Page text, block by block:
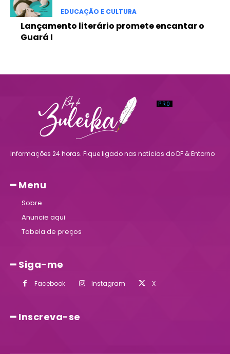
EDUCAÇÃO E CULTURA
Lançamento literário promete encantar o
Guará I
Informações 24 horas. Fique ligado nas notícias do DF & Entorno
━ Menu
Sobre
Anuncie aqui
Tabela de preços
━ Siga-me
Facebook Instagram X
━ Inscreva-se